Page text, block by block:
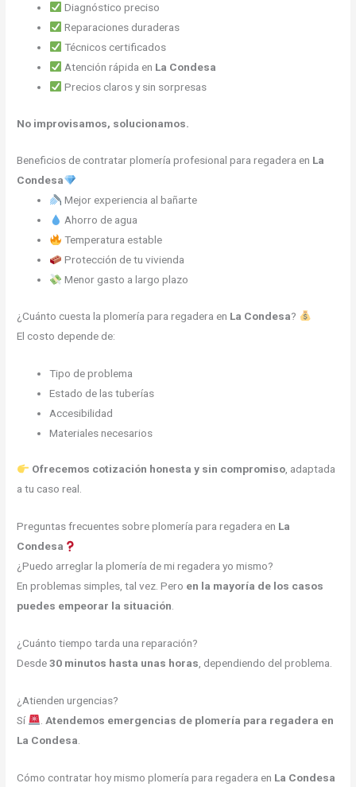
Diagnóstico preciso
Reparaciones duraderas
Técnicos certificados
Atención rápida en La Condesa
Precios claros y sin sorpresas
No improvisamos, solucionamos.
Beneficios de contratar plomería profesional para regadera en La
Condesa
Mejor experiencia al bañarte
Ahorro de agua
Temperatura estable
Protección de tu vivienda
Menor gasto a largo plazo
¿Cuánto cuesta la plomería para regadera en La Condesa?
El costo depende de:
Tipo de problema
Estado de las tuberías
Accesibilidad
Materiales necesarios
Ofrecemos cotización honesta y sin compromiso, adaptada
a tu caso real.
Preguntas frecuentes sobre plomería para regadera en La
Condesa
¿Puedo arreglar la plomería de mi regadera yo mismo?
En problemas simples, tal vez. Pero en la mayoría de los casos
puedes empeorar la situación
¿Cuánto tiempo tarda una reparación?
Desde30 minutos hasta unas horas , dependiendo del problema.
¿Atienden urgencias?
Sí
Atendemos emergencias de plomería para regadera en
La Condesa
Cómo contratar hoy mismo plomería para regadera en La Condesa